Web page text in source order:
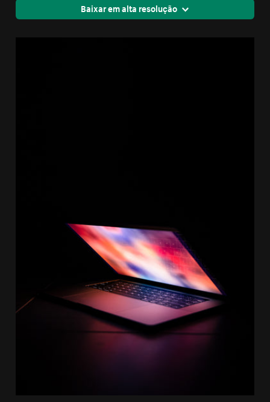
Baixar em alta resolução